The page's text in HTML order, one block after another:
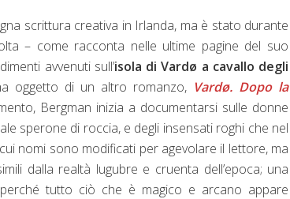
scrittura creativa in Irlanda, ma è stato durante
– come racconta nelle ultime pagine del suo
avvenuti sull’isola di Vardø a cavallo degli
oggetto di un altro romanzo, Vardø. Dopo la
Bergman inizia a documentarsi sulle donne
sperone di roccia, e degli insensati roghi che nel
nomi sono modificati per agevolare il lettore, ma
dalla realtà lugubre e cruenta dell’epoca; una
tutto ciò che è magico e arcano appare